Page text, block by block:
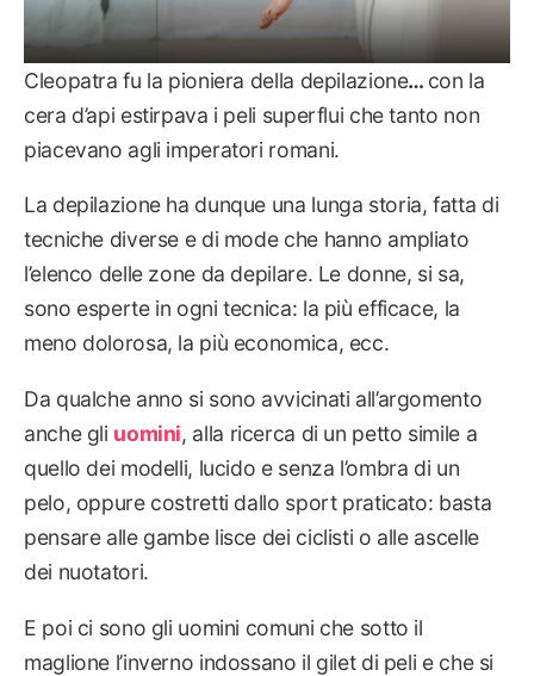
Cleopatra fu la pioniera della depilazione… con la
cera d’api estirpava i peli superflui che tanto non
piacevano agli imperatori romani.
La depilazione ha dunque una lunga storia, fatta di
tecniche diverse e di mode che hanno ampliato
l’elenco delle zone da depilare. Le donne, si sa,
sono esperte in ogni tecnica: la più efficace, la
meno dolorosa, la più economica, ecc.
Da qualche anno si sono avvicinati all’argomento
anche gli uomini, alla ricerca di un petto simile a
quello dei modelli, lucido e senza l’ombra di un
pelo, oppure costretti dallo sport praticato: basta
pensare alle gambe lisce dei ciclisti o alle ascelle
dei nuotatori.
E poi ci sono gli uomini comuni che sotto il
maglione l’inverno indossano il gilet di peli e che si